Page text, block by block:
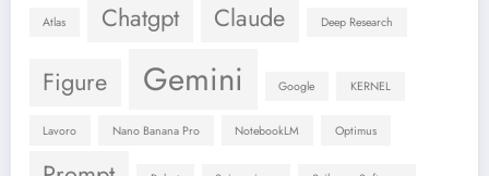
Atlas Chatgpt Claude Deep Research
Figure Gemini Google KERNEL
Lavoro Nano Banana Pro NotebookLM Optimus